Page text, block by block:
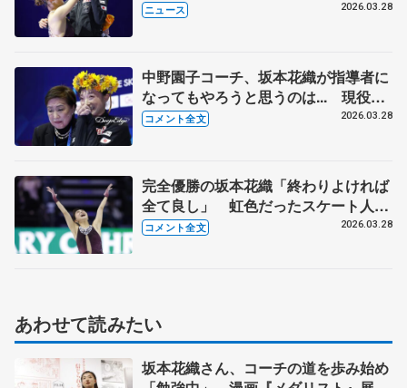
ニュース 2026.03.28
中野園子コーチ、坂本花織が指導者に
なってもやろうと思うのは... 現役は
「今日で終わり。楽しんで帰ってくれ
コメント全文 2026.03.28
完全優勝の坂本花織「終わりよければ
全て良し」 虹色だったスケート人
生、これからの人生にプラスするの
コメント全文 2026.03.28
あわせて読みたい
坂本花織さん、コーチの道を歩み始め